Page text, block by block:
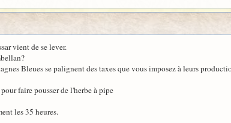
vient de se lever.
Bleues se palignent des taxes que vous imposez à leurs
faire pousser de l'herbe à pipe
les 35 heures.